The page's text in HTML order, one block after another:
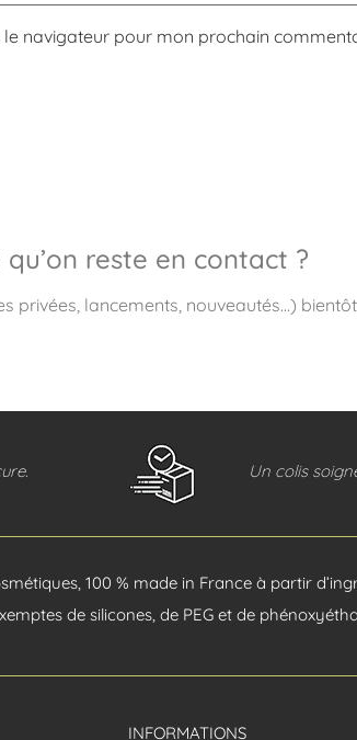
navigateur pour mon prochain
qu’on reste en contact ?
privées, lancements, nouveautés…)
Un colis
100 % made in France à partir
de silicones, de PEG et de
INFORMATIONS